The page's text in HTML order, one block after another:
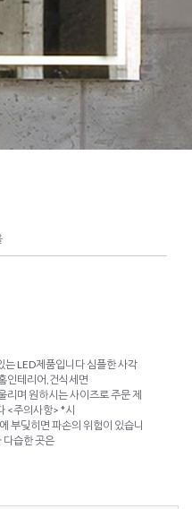
는 LED제품입니다 심플한 사각
인테리어,건식세면
리며 원하시는 사이즈로 주문 제
<주의사항> *시
부딪히면 파손의 위험이 있습니
다습한 곳은